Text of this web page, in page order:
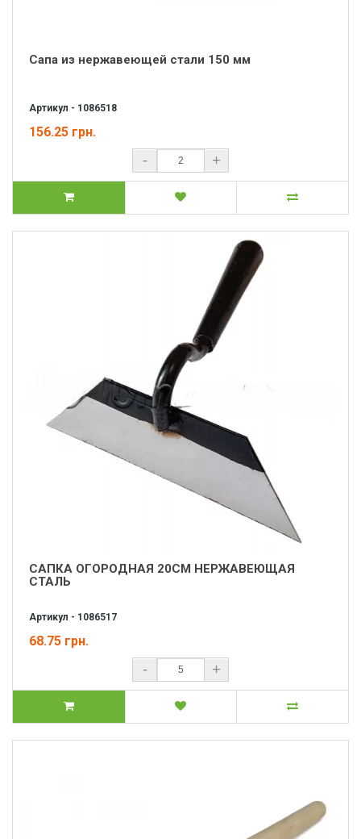
Сапа из нержавеющей стали 150 мм
Артикул - 1086518
156.25 грн.
- +
САПКА ОГОРОДНАЯ 20СМ НЕРЖАВЕЮЩАЯ
СТАЛЬ
Артикул - 1086517
68.75 грн.
- +